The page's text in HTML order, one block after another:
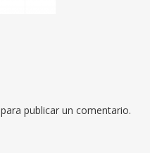
para publicar un comentario.